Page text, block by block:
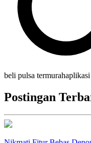
beli pulsa termurah
Postingan